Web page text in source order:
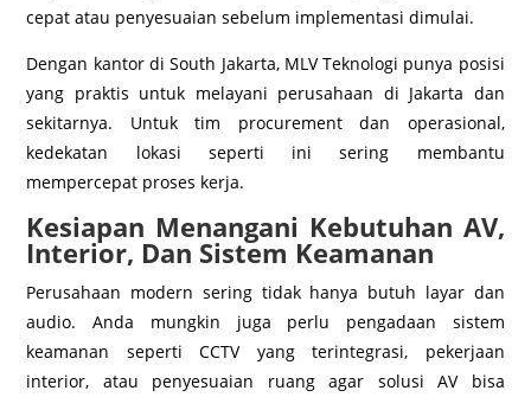
cepat atau penyesuaian sebelum implementasi dimulai.
Dengan kantor di South Jakarta, MLV Teknologi punya posisi
yang praktis untuk melayani perusahaan di Jakarta dan
sekitarnya. Untuk tim procurement dan operasional,
kedekatan lokasi seperti ini sering membantu
mempercepat proses kerja.
Kesiapan Menangani Kebutuhan AV,
Interior, Dan Sistem Keamanan
Perusahaan modern sering tidak hanya butuh layar dan
audio. Anda mungkin juga perlu pengadaan sistem
keamanan seperti CCTV yang terintegrasi, pekerjaan
interior, atau penyesuaian ruang agar solusi AV bisa